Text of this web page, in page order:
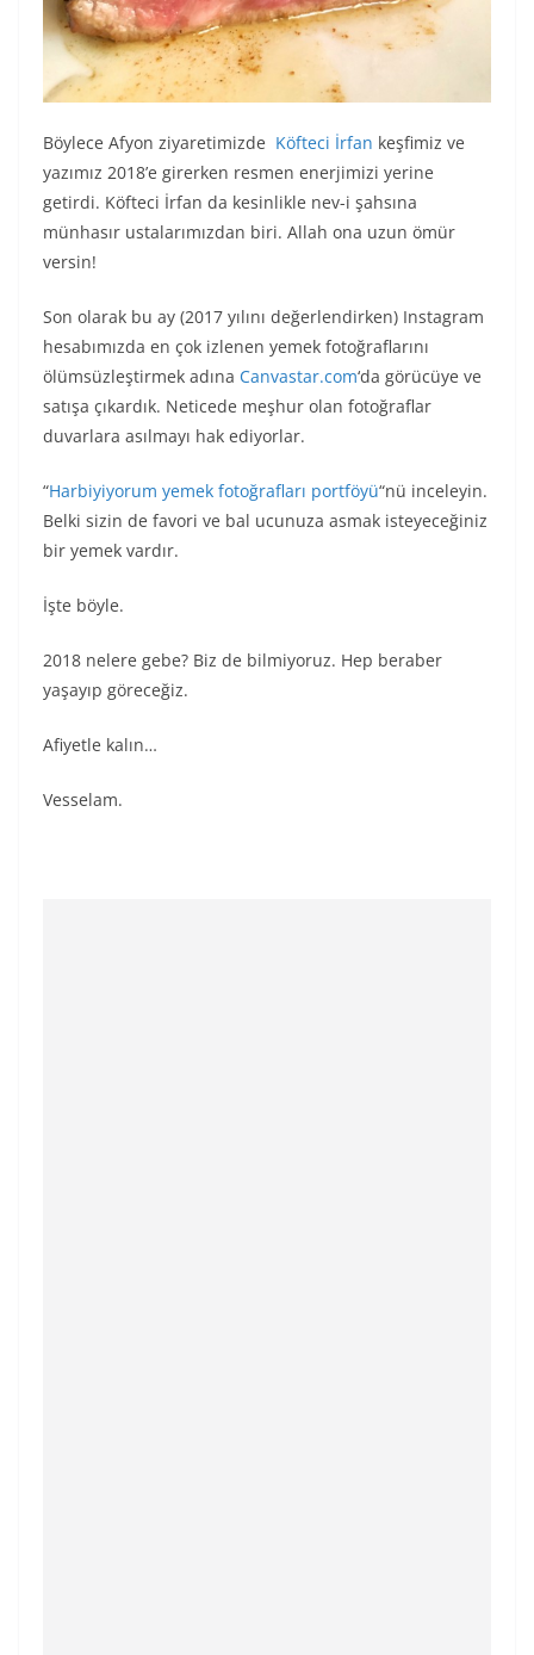
Böylece Afyon ziyaretimizde Köfteci İrfan keşfimiz ve
yazımız 2018’e girerken resmen enerjimizi yerine
getirdi. Köfteci İrfan da kesinlikle nev-i şahsına
münhasır ustalarımızdan biri. Allah ona uzun ömür
versin!
Son olarak bu ay (2017 yılını değerlendirken) Instagram
hesabımızda en çok izlenen yemek fotoğraflarını
ölümsüzleştirmek adına Canvastar.com‘da görücüye ve
satışa çıkardık. Neticede meşhur olan fotoğraflar
duvarlara asılmayı hak ediyorlar.
“Harbiyiyorum yemek fotoğrafları portföyü“nü inceleyin.
Belki sizin de favori ve bal ucunuza asmak isteyeceğiniz
bir yemek vardır.
İşte böyle.
2018 nelere gebe? Biz de bilmiyoruz. Hep beraber
yaşayıp göreceğiz.
Afiyetle kalın…
Vesselam.